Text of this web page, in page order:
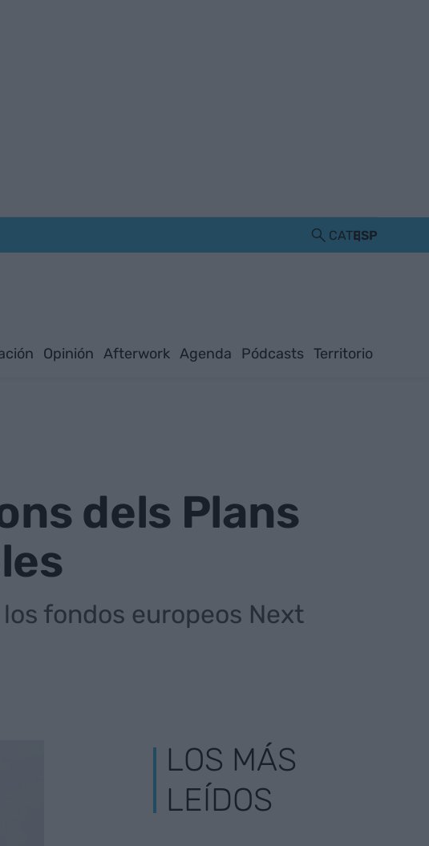
CATESP
Opinión Afterwork Agenda Pódcasts Territorio
dels Plans
fondos europeos Next
LOS MÁS
LEÍDOS